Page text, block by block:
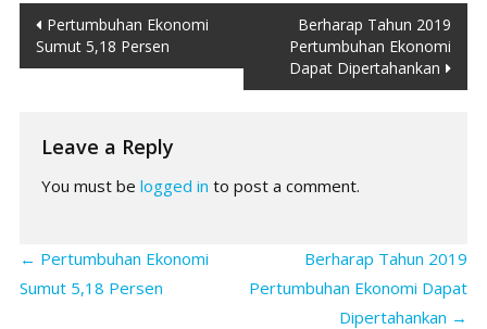
Post
navigation
Pertumbuhan Ekonomi
Sumut 5,18 Persen
Berharap Tahun 2019
Pertumbuhan Ekonomi
Dapat Dipertahankan
Leave a Reply
You must be logged in to post a comment.
← Pertumbuhan Ekonomi
Sumut 5,18 Persen
Berharap Tahun 2019
Pertumbuhan Ekonomi Dapat
Dipertahankan →